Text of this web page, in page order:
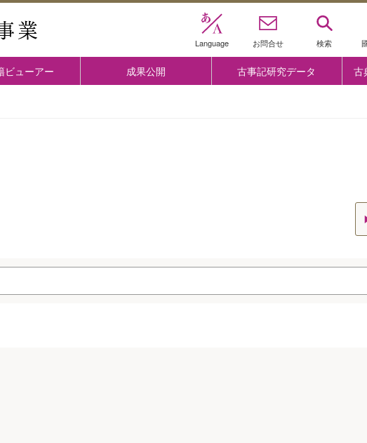
Language お問合せ 検索
ビューアー 成果公開 古事記研究データ 古